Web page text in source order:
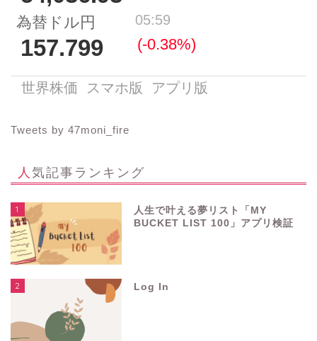
Tweets by 47moni_fire
人気記事ランキング
1
人生で叶える夢リスト「MY
BUCKET LIST 100」アプリ検証
2 Log In